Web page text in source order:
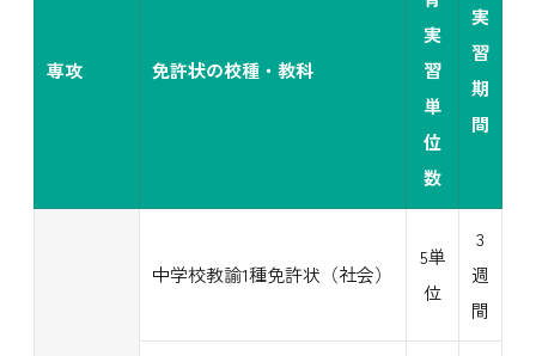
専攻 免許状の校種・教科
実
習
単
位
数
実
習
期
間
中学校教諭1種免許状（社会）
5単
位
3
週
間